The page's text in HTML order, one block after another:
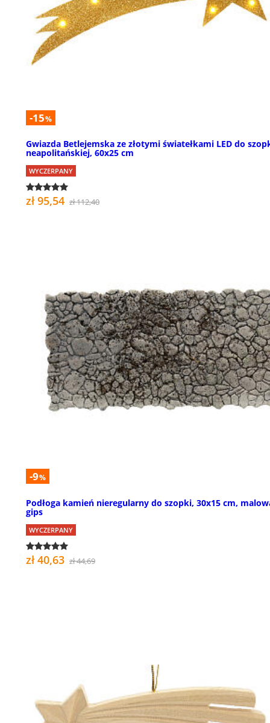
-15%
Gwiazda Betlejemska ze złotymi światełkami LED do
neapolitańskiej, 60x25 cm
WYCZERPANY
zł 95,54 zł 112,40
-9%
Podłoga kamień nieregularny do szopki, 30x15 cm,
gips
WYCZERPANY
zł 40,63 zł 44,69